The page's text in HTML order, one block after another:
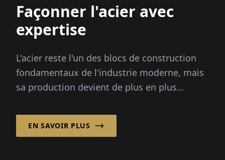
Façonner l'acier avec
expertise
L'acier reste l'un des blocs de construction
fondamentaux de l'industrie moderne, mais
sa production devient de plus en plus
EN SAVOIR PLUS